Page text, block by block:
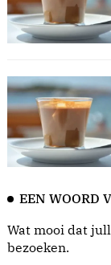
EEN WOORD
Wat mooi dat
bezoeken.